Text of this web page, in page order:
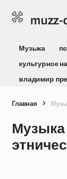
muzz-
Музыка
культурное
владимир
Главная
Музыка